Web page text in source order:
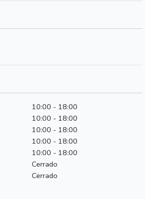
10:00 - 18:00
10:00 - 18:00
10:00 - 18:00
10:00 - 18:00
10:00 - 18:00
Cerrado
Cerrado